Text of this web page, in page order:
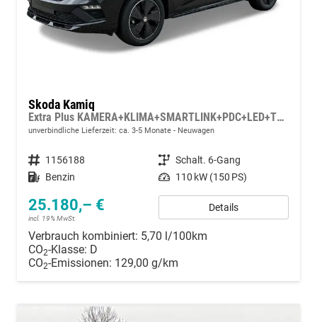
Skoda Kamiq
Extra Plus KAMERA+KLIMA+SMARTLINK+PDC+LED+TEMPOMAT
unverbindliche Lieferzeit: ca. 3-5 Monate Neuwagen
Fahrzeugnummer 1156188 Getriebe Schalt. 6-Gang
Kraftstoff Benzin Leistung 110 kW (150 PS)
25.180,– €
incl. 19% MwSt.
Details
Verbrauch kombiniert: 5,70 l/100km
CO2-Klasse: D
CO2-Emissionen: 129,00 g/km